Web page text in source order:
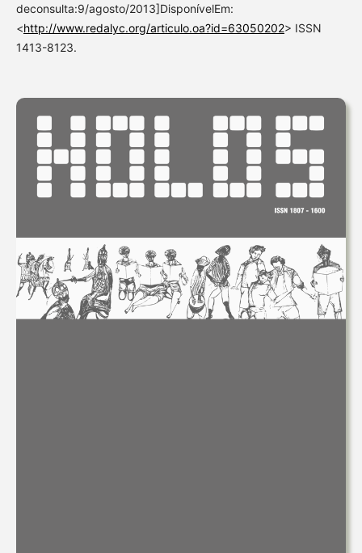
deconsulta:9/agosto/2013]DisponívelEm:
<http://www.redalyc.org/articulo.oa?id=63050202> ISSN
1413-8123.